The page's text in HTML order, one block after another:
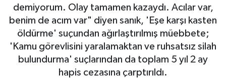
demiyorum. Olay tamamen kazaydı. Acılar var,
benim de acım var" diyen sanık, 'Eşe karşı kasten
öldürme' suçundan ağırlaştırılmış müebbete;
'Kamu görevlisini yaralamaktan ve ruhsatsız silah
bulundurma' suçlarından da toplam 5 yıl 2 ay
hapis cezasına çarptırıldı.
Kültür Sanat
Magazin
Manşet Altı